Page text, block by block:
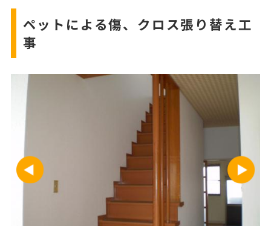
ペットによる傷、クロス張り替え工
事